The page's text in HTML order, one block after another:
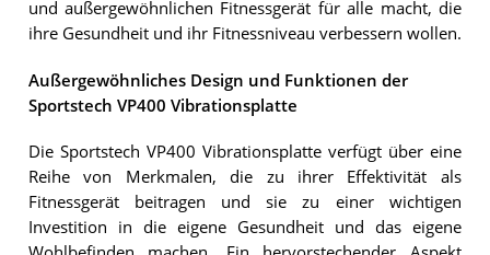
und außergewöhnlichen Fitnessgerät für alle macht, die
ihre Gesundheit und ihr Fitnessniveau verbessern wollen.
Außergewöhnliches Design und Funktionen der
Sportstech VP400 Vibrationsplatte
Die Sportstech VP400 Vibrationsplatte verfügt über eine
Reihe von Merkmalen, die zu ihrer Effektivität als
Fitnessgerät beitragen und sie zu einer wichtigen
Investition in die eigene Gesundheit und das eigene